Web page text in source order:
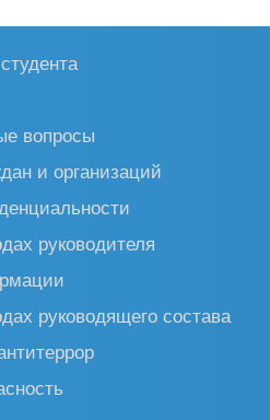
вопросы
и организаций
руководителя
руководящего состава